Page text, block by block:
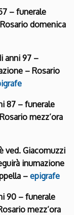
– funerale
domenica
anni 97 –
– Rosario
87 – funerale
mezz’ora
ved. Giacomuzzi
inumazione
–epigrafe
90 – funerale
mezz’ora